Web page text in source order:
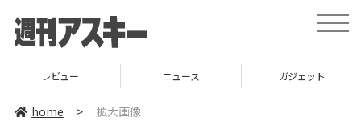
toggle
レビュー ニュース ガジェット
home > 拡大画像